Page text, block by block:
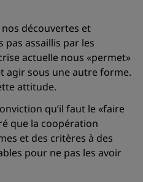
découvertes et
pas assaillis par les
actuelle nous «permet»
agir sous une autre forme.
attitude.
qu’il faut le«faire
que la coopération
et des critères à des
pour ne pas les avoir